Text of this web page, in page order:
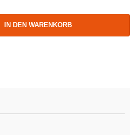
IN DEN WARENKORB